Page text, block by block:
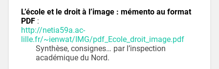
L’école et le droit à l’image : mémento au format
PDF:
http://netia59a.ac-
lille.fr/~ienwat/IMG/pdf_Ecole_droit_image.pdf
Synthèse, consignes… par l’inspection
académique du Nord.